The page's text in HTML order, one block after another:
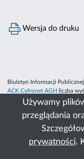
Używamy
przeglądania
prywatności.
Wersja do druku
Biuletyn Informacji
ACK Cyfronet AGH
liczba